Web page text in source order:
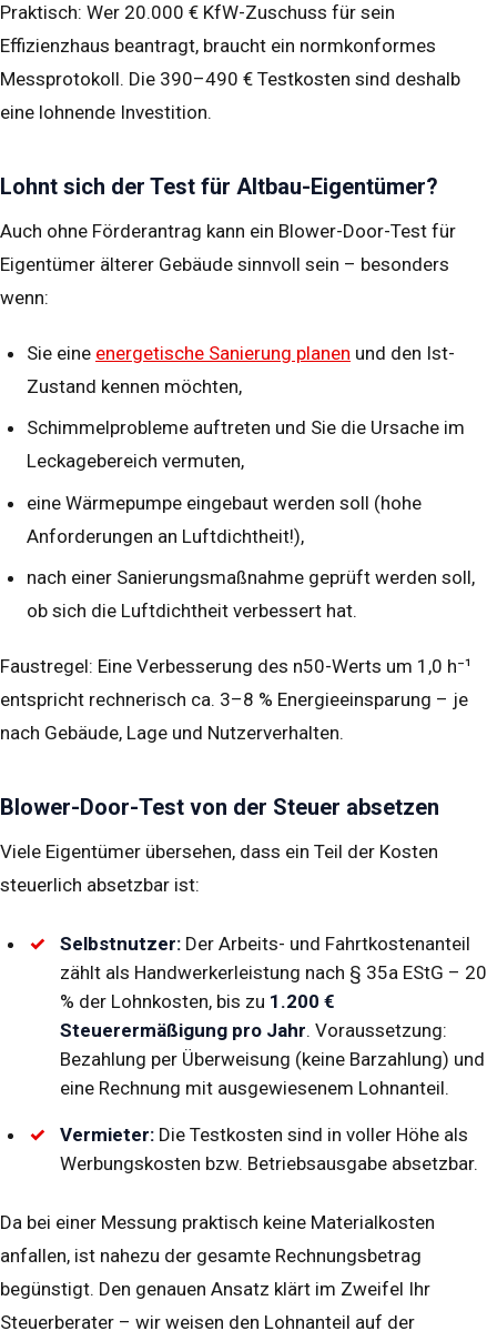
Praktisch: Wer 20.000 € KfW-Zuschuss für sein
Effizienzhaus beantragt, braucht ein normkonformes
Messprotokoll. Die 390–490 € Testkosten sind deshalb
eine lohnende Investition.
Lohnt sich der Test für Altbau-Eigentümer?
Auch ohne Förderantrag kann ein Blower-Door-Test für
Eigentümer älterer Gebäude sinnvoll sein – besonders
wenn:
Sie eine energetische Sanierung planen und den Ist-
Zustand kennen möchten,
Schimmelprobleme auftreten und Sie die Ursache im
Leckagebereich vermuten,
eine Wärmepumpe eingebaut werden soll (hohe
Anforderungen an Luftdichtheit!),
nach einer Sanierungsmaßnahme geprüft werden soll,
ob sich die Luftdichtheit verbessert hat.
Faustregel: Eine Verbesserung des n50-Werts um 1,0 h⁻¹
entspricht rechnerisch ca. 3–8 % Energieeinsparung – je
nach Gebäude, Lage und Nutzerverhalten.
Blower-Door-Test von der Steuer absetzen
Viele Eigentümer übersehen, dass ein Teil der Kosten
steuerlich absetzbar ist:
Selbstnutzer:Der Arbeits- und Fahrtkostenanteil
zählt als Handwerkerleistung nach § 35a EStG – 20
% der Lohnkosten, bis zu 1.200 €
Steuerermäßigung pro Jahr. Voraussetzung:
Bezahlung per Überweisung (keine Barzahlung) und
eine Rechnung mit ausgewiesenem Lohnanteil.
Vermieter:Die Testkosten sind in voller Höhe als
Werbungskosten bzw. Betriebsausgabe absetzbar.
Da bei einer Messung praktisch keine Materialkosten
anfallen, ist nahezu der gesamte Rechnungsbetrag
begünstigt. Den genauen Ansatz klärt im Zweifel Ihr
Steuerberater – wir weisen den Lohnanteil auf der